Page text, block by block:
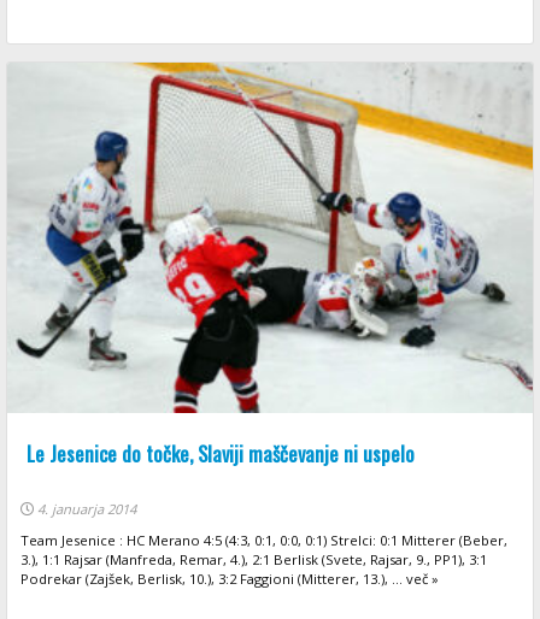
Le Jesenice do točke, Slaviji maščevanje ni uspelo
4. januarja 2014
Team Jesenice : HC Merano 4:5 (4:3, 0:1, 0:0, 0:1) Strelci: 0:1 Mitterer (Beber,
3.), 1:1 Rajsar (Manfreda, Remar, 4.), 2:1 Berlisk (Svete, Rajsar, 9., PP1), 3:1
Podrekar (Zajšek, Berlisk, 10.), 3:2 Faggioni (Mitterer, 13.), ... več »